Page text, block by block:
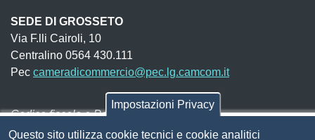
SEDE DI GROSSETO
Via F.lli Cairoli, 10
Centralino 0564 430.111
Pec cameradicommercio@pec.lg.camcom.it
Codice fiscale e Partita Iva:
01838690491
Impostazioni Privacy
Questo sito utilizza cookie tecnici e cookie analitici